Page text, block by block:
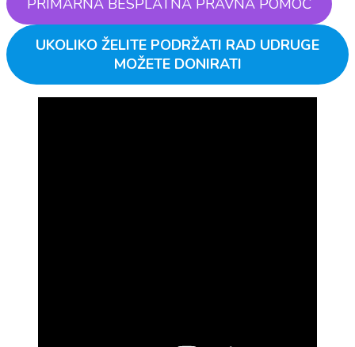
PRIMARNA BESPLATNA PRAVNA POMOĆ
UKOLIKO ŽELITE PODRŽATI RAD UDRUGE
MOŽETE DONIRATI